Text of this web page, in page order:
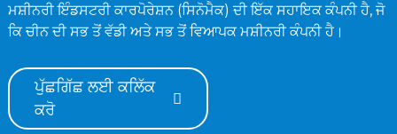
ਮਸ਼ੀਨਰੀ ਇੰਡਸਟਰੀ ਕਾਰਪੋਰੇਸ਼ਨ (ਸਿਨੋਮੈਕ) ਦੀ ਇੱਕ ਸਹਾਇਕ ਕੰਪਨੀ ਹੈ, ਜੋ
ਕਿ ਚੀਨ ਦੀ ਸਭ ਤੋਂ ਵੱਡੀ ਅਤੇ ਸਭ ਤੋਂ ਵਿਆਪਕ ਮਸ਼ੀਨਰੀ ਕੰਪਨੀ ਹੈ।
ਪੁੱਛਗਿੱਛ ਲਈ ਕਲਿੱਕ
ਕਰੋ